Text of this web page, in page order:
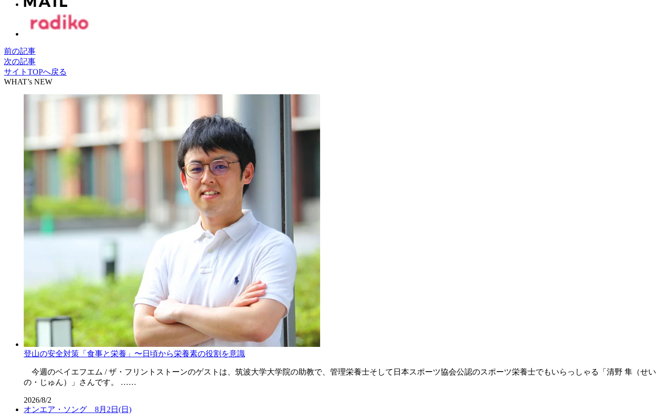
前の記事
次の記事
サイトTOPへ戻る
WHAT’s NEW
登山の安全対策「食事と栄養」〜日頃から栄養素の役割を意識
今週のベイエフエム / ザ・フリントストーンのゲストは、筑波大学大学院の助教で、管理栄養士そして日本スポーツ協会公認のスポーツ栄養士でもいらっしゃる「清野 隼（せい
の・じゅん）」さんです。 ……
2026/8/2
オンエア・ソング 8月2日(日)